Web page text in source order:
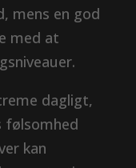
mens en god
med at
dagligt,
følsomhed
kan